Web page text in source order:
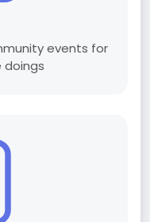
events for
doings